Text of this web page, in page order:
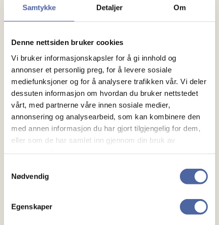
Samtykke Detaljer Om
Denne nettsiden bruker cookies
Vi bruker informasjonskapsler for å gi innhold og
annonser et personlig preg, for å levere sosiale
mediefunksjoner og for å analysere trafikken vår. Vi deler
dessuten informasjon om hvordan du bruker nettstedet
vårt, med partnerne våre innen sosiale medier,
annonsering og analysearbeid, som kan kombinere den
med annen informasjon du har gjort tilgjengelig for dem,
eller som de har samlet inn gjennom din bruk av
Nødvendig
Egenskaper